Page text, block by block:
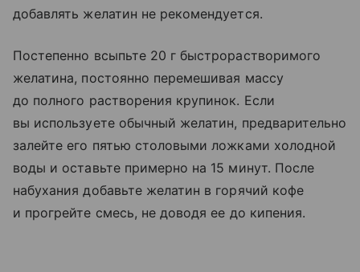
добавлять желатин не рекомендуется.
Постепенно всыпьте 20 г быстрорастворимого
желатина, постоянно перемешивая массу
до полного растворения крупинок. Если
вы используете обычный желатин, предварительно
залейте его пятью столовыми ложками холодной
воды и оставьте примерно на 15 минут. После
набухания добавьте желатин в горячий кофе
и прогрейте смесь, не доводя ее до кипения.